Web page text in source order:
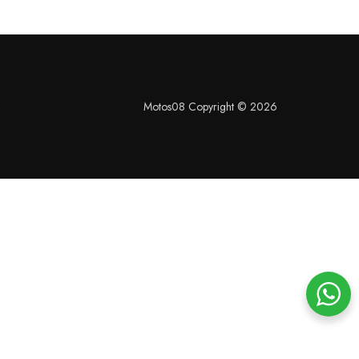
Motos08 Copyright © 2026